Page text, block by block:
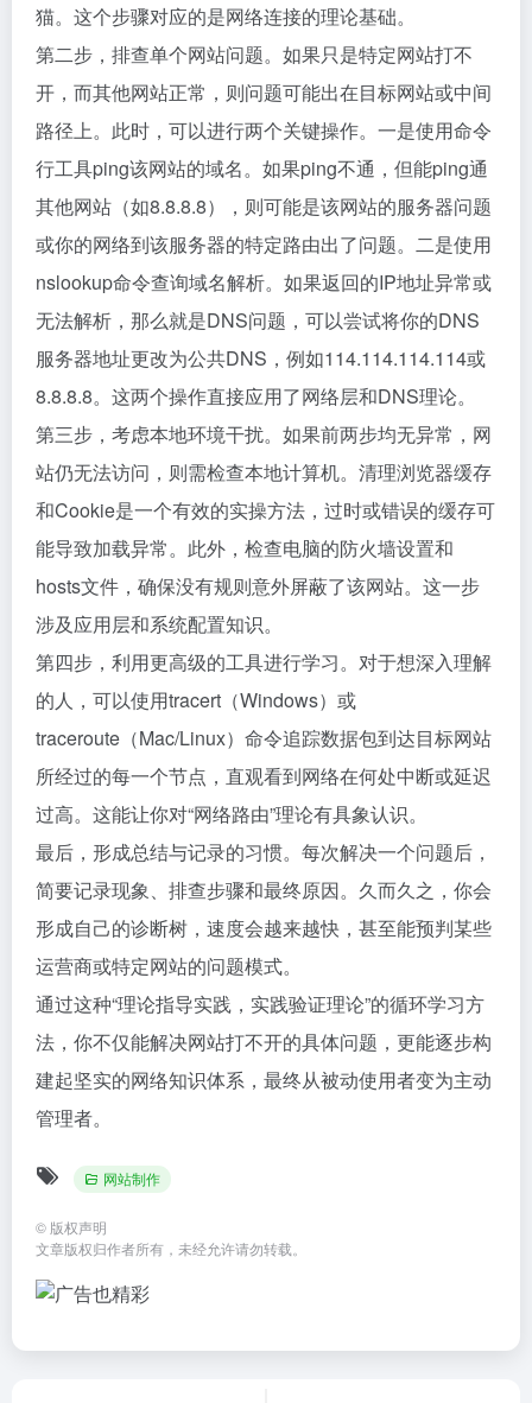
猫。这个步骤对应的是网络连接的理论基础。
第二步，排查单个网站问题。如果只是特定网站打不
开，而其他网站正常，则问题可能出在目标网站或中间
路径上。此时，可以进行两个关键操作。一是使用命令
行工具ping该网站的域名。如果ping不通，但能ping通
其他网站（如8.8.8.8），则可能是该网站的服务器问题
或你的网络到该服务器的特定路由出了问题。二是使用
nslookup命令查询域名解析。如果返回的IP地址异常或
无法解析，那么就是DNS问题，可以尝试将你的DNS
服务器地址更改为公共DNS，例如114.114.114.114或
8.8.8.8。这两个操作直接应用了网络层和DNS理论。
第三步，考虑本地环境干扰。如果前两步均无异常，网
站仍无法访问，则需检查本地计算机。清理浏览器缓存
和Cookie是一个有效的实操方法，过时或错误的缓存可
能导致加载异常。此外，检查电脑的防火墙设置和
hosts文件，确保没有规则意外屏蔽了该网站。这一步
涉及应用层和系统配置知识。
第四步，利用更高级的工具进行学习。对于想深入理解
的人，可以使用tracert（Windows）或
traceroute（Mac/Linux）命令追踪数据包到达目标网站
所经过的每一个节点，直观看到网络在何处中断或延迟
过高。这能让你对“网络路由”理论有具象认识。
最后，形成总结与记录的习惯。每次解决一个问题后，
简要记录现象、排查步骤和最终原因。久而久之，你会
形成自己的诊断树，速度会越来越快，甚至能预判某些
运营商或特定网站的问题模式。
通过这种“理论指导实践，实践验证理论”的循环学习方
法，你不仅能解决网站打不开的具体问题，更能逐步构
建起坚实的网络知识体系，最终从被动使用者变为主动
管理者。
网站制作
© 版权声明
文章版权归作者所有，未经允许请勿转载。